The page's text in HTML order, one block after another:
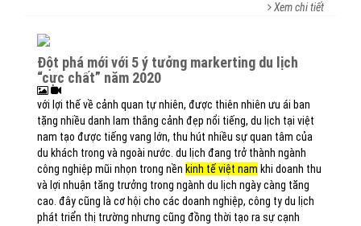
Xem chi tiết
đột phá mới với 5 ý tưởng markerting du lịch
“cực chất” năm 2020
với lợi thế về cảnh quan tự nhiên, được thiên nhiên ưu ái ban
tặng nhiều danh lam thắng cảnh đẹp nổi tiếng, du lịch tại việt
nam tạo được tiếng vang lớn, thu hút nhiều sự quan tâm của
du khách trong và ngoài nước. du lịch đang trở thành ngành
công nghiệp mũi nhọn trong nền kinh tế việt nam khi doanh thu
và lợi nhuận tăng trưởng trong ngành du lịch ngày càng tăng
cao. đây cũng là cơ hội cho các doanh nghiệp, công ty du lịch
phát triển thị trường nhưng cũng đồng thời tạo ra sự cạnh